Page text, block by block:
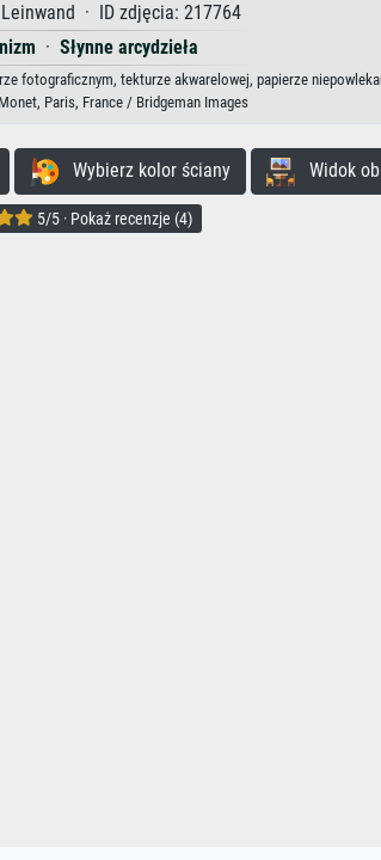
· ID zdjęcia: 217764
· Słynne arcydzieła
fotograficznym, tekturze akwarelowej, papierze
Paris, France / Bridgeman Images
Wybierz kolor ściany Widok
5/5 · Pokaż recenzje (4)